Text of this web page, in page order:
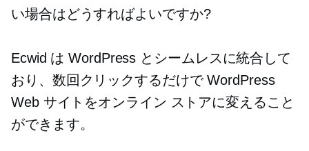
い場合はどうすればよいですか?
Ecwid は WordPress とシームレスに統合して
おり、数回クリックするだけで WordPress
Web サイトをオンライン ストアに変えること
ができます。